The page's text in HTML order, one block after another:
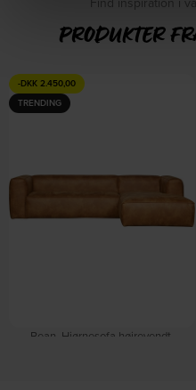
PRODUKTER
-DKK 2.450,00
TRENDING
Bean, Hjørnesofa højrevendt,